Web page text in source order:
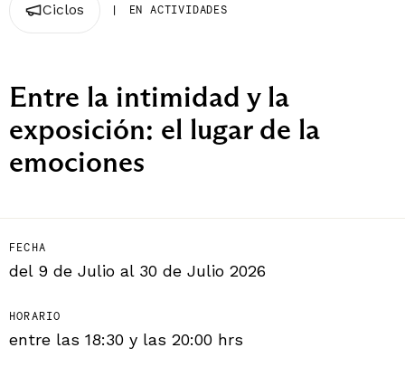
Ciclos | EN ACTIVIDADES
Entre la intimidad y la
exposición: el lugar de la
emociones
FECHA
del 9 de Julio al 30 de Julio 2026
HORARIO
entre las 18:30 y las 20:00 hrs